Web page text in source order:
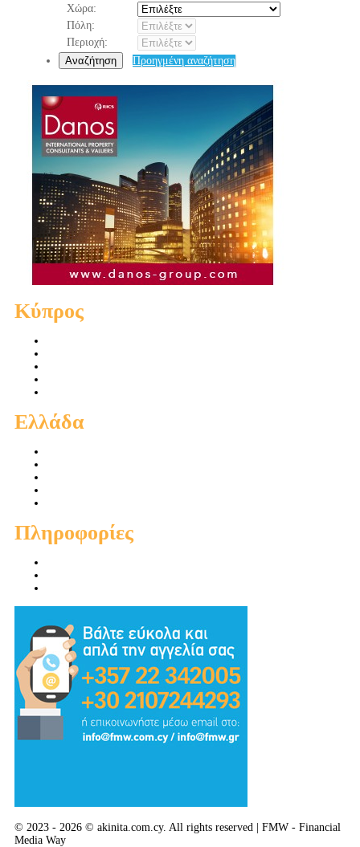
Χώρα:
Πόλη:
Περιοχή:
Αναζήτηση
Προηγμένη αναζήτηση
Κύπρος
Ελλάδα
Πληροφορίες
© 2023 - 2026 © akinita.com.cy. All rights reserved | FMW - Financial
Media Way